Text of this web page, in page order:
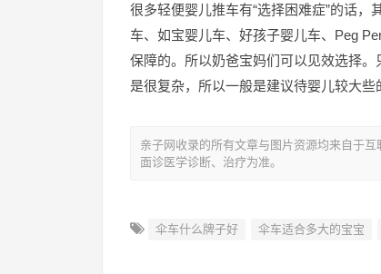
很多轻便婴儿推车有“选择困难症”的话
车、如宝婴儿车、好孩子婴儿车、Peg
保障的。所以奶爸宝妈们可以见效选择
是很复杂，所以一般是建议待婴儿较大些
亲子网收录的所有文章与图片资源均来自于
面诊医学诊断、治疗为准。
伞车什么牌子好 伞车适合多大的宝宝